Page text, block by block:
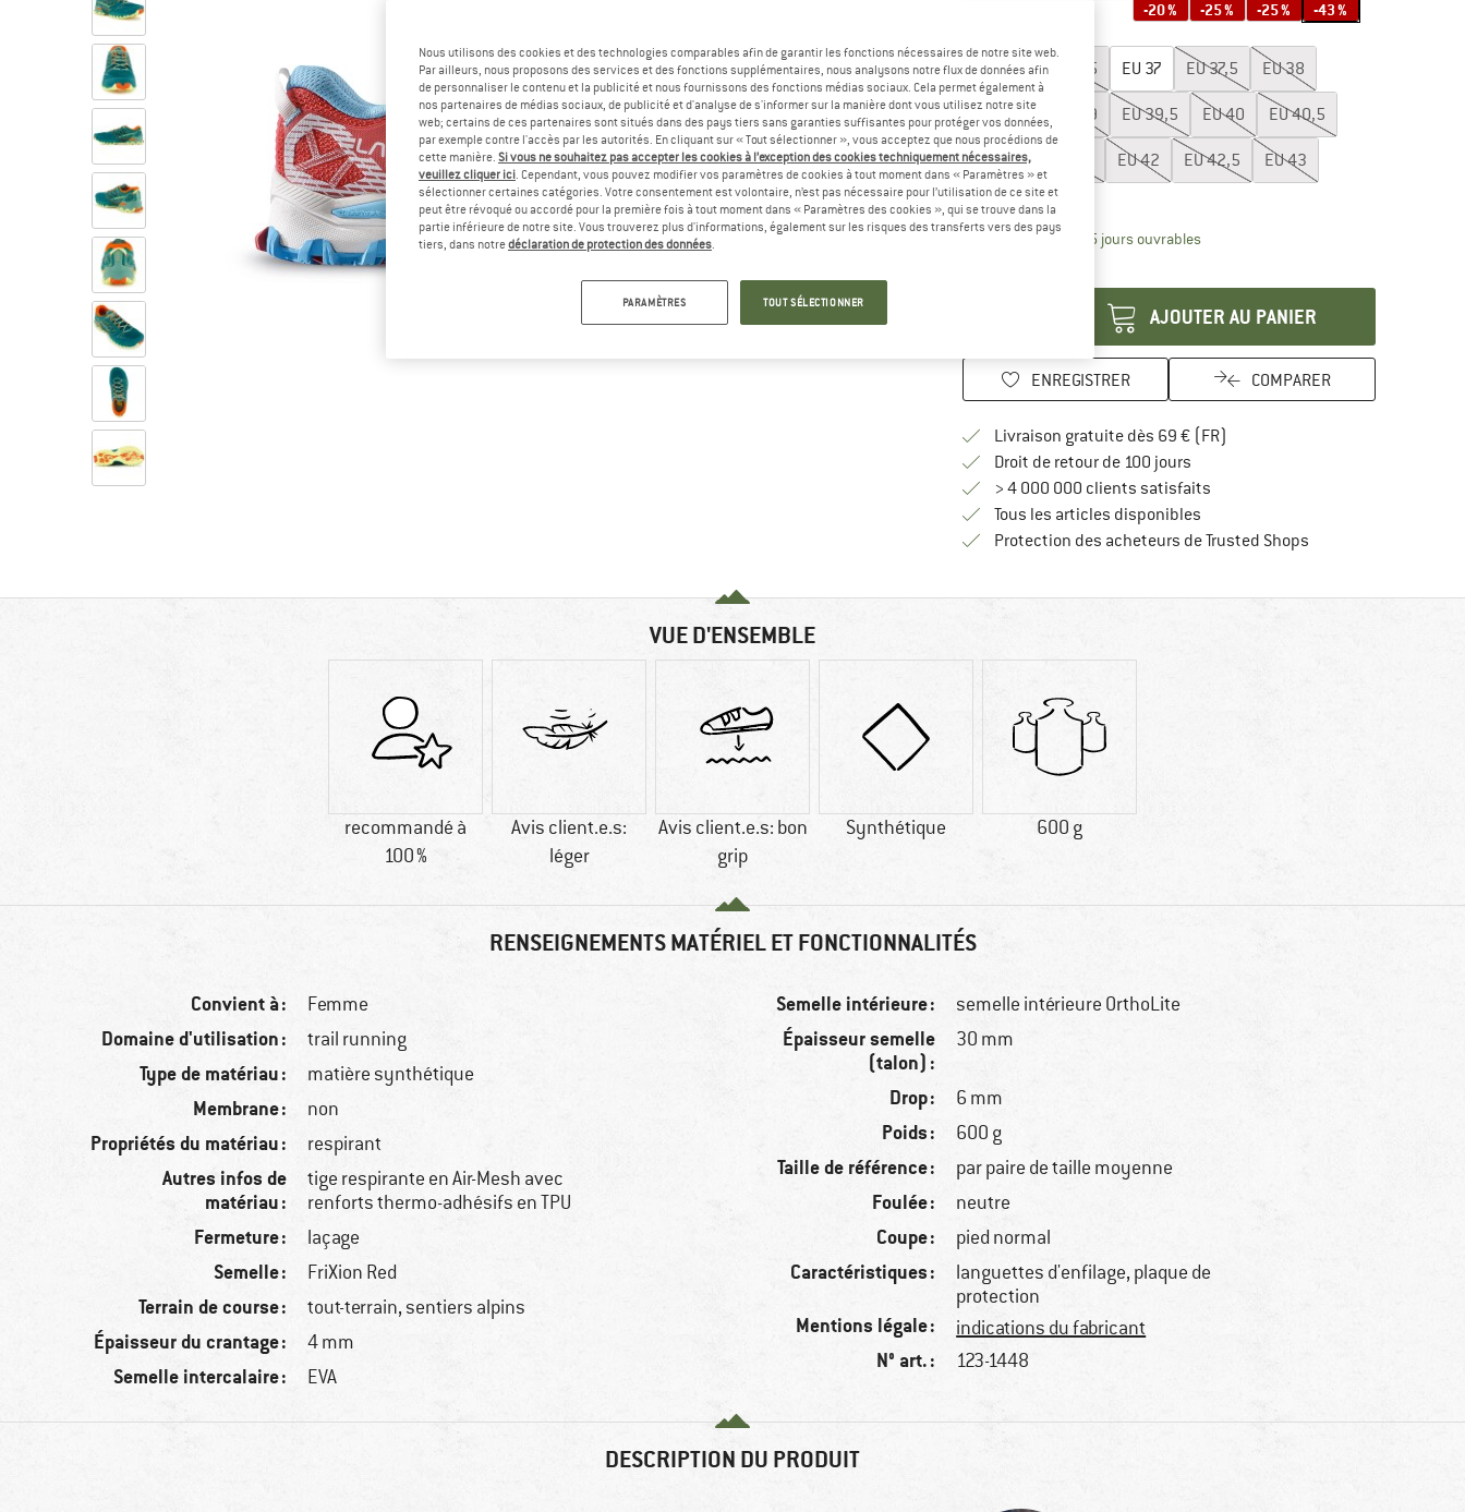
-20 % -25 % -25 % -43 %
EU36 EU 36,5 EU 37 EU37,5 EU38
EU38,5 39 EU39,5 EU40 EU40,5
EU41 EU42 EU42,5 EU43
Guide des tailles
Délai de livraison: 3-5 jours ouvrablesLe lien s'ouvre dans une boîte
AJOUTER AU PANIER
ENREGISTRER COMPARER
Livraison gratuite dès 69 € (FR)
Droit de retour de 100 joursTrouve les informations de
> 4 000 000 clients satisfaits
Tous les articles disponibles
Protection des acheteurs de Trusted ShopsTrouve toutes les
VUE D'ENSEMBLE
recommandé à
100 %
Avis client.e.s:
léger
Avis client.e.s: bon
grip
Synthétique 600 g
RENSEIGNEMENTS MATÉRIEL ET FONCTIONNALITÉS
Convient à : Femme
Domaine d'utilisation : trail running
Type de matériau : matière synthétique
Membrane : non
Propriétés du matériau : respirant
Autres infos de
matériau :
tige respirante en Air-Mesh avec
renforts thermo-adhésifs en TPU
Fermeture : laçage
Semelle : FriXion Red
Terrain de course : tout-terrain, sentiers alpins
Épaisseur du crantage : 4 mm
Semelle intercalaire : EVA
Semelle intérieure : semelle intérieure OrthoLite
Épaisseur semelle
(talon) :
30 mm
Drop : 6 mm
Poids : 600 g
Taille de référence : par paire de taille moyenne
Foulée : neutre
Coupe : pied normal
Caractéristiques :
languettes d'enfilage, plaque de
protection
Mentions légale : indications du fabricant
N° art. : 123-1448
DESCRIPTION DU PRODUIT
Nous utilisons des cookies et des technologies comparables afin de garantir les fonctions nécessaires de notre site web.
Par ailleurs, nous proposons des services et des fonctions supplémentaires, nous analysons notre flux de données afin
de personnaliser le contenu et la publicité et nous fournissons des fonctions médias sociaux. Cela permet également à
nos partenaires de médias sociaux, de publicité et d'analyse de s'informer sur la manière dont vous utilisez notre site
web; certains de ces partenaires sont situés dans des pays tiers sans garanties suffisantes pour protéger vos données,
par exemple contre l'accès par les autorités. En cliquant sur « Tout sélectionner », vous acceptez que nous procédions de
cette manière. Si vous ne souhaitez pas accepter les cookies à l’exception des cookies techniquement nécessaires,
veuillez cliquer ici. Cependant, vous pouvez modifier vos paramètres de cookies à tout moment dans « Paramètres » et
sélectionner certaines catégories. Votre consentement est volontaire, n’est pas nécessaire pour l’utilisation de ce site et
peut être révoqué ou accordé pour la première fois à tout moment dans « Paramètres des cookies », qui se trouve dans la
partie inférieure de notre site. Vous trouverez plus d'informations, également sur les risques des transferts vers des pays
tiers, dans notredéclaration de protection des données.
PARAMÈTRES TOUT SÉLECTIONNER